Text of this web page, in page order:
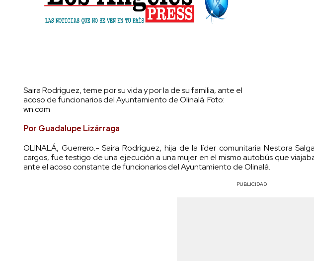
Saira Rodríguez, teme por su vida y por la de su familia, ante el
acoso de funcionarios del Ayuntamiento de Olinalá. Foto:
wn.com
Por Guadalupe Lizárraga
OLINALÁ, Guerrero.- Saira Rodríguez, hija de la líder comunitaria Nestora
cargos, fue testigo de una ejecución a una mujer en el mismo autobús que
ante el acoso constante de funcionarios del Ayuntamiento de Olinalá.
PUBLICIDAD